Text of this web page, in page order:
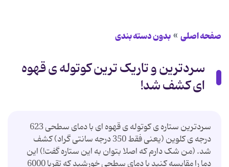
صفحه اصلی بدون دسته بندی
سردترین و تاریک ترین کوتوله ی قهوه
ای کشف شد!
سردترین ستاره ی کوتوله ی قهوه ای با دمای سطحی 623
درجه ی کلوین (یعنی فقط 350 درجه سانتی گراد) کشف
شد. (من شک دارم که اصلا بتوان به این ستاره گفت!) این
دما را مقایسه کنید با دمای سطحی خورشید که تقربا 6000